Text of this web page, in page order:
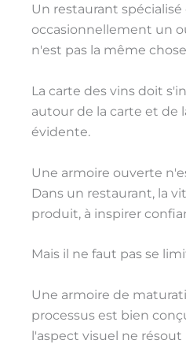
Un restaurant
occasionnellement un
n'est pas la même
La carte des vins doit
autour de la carte et de
évidente.
Une armoire ouverte
Dans un restaurant, la
produit, à inspirer
Mais il ne faut pas se
Une armoire de
processus est bien
l'aspect visuel ne résout